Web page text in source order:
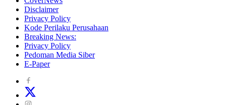
Disclaimer
Privacy Policy
Kode Perilaku Perusahaan
Breaking News:
Privacy Policy
Pedoman Media Siber
E-Paper